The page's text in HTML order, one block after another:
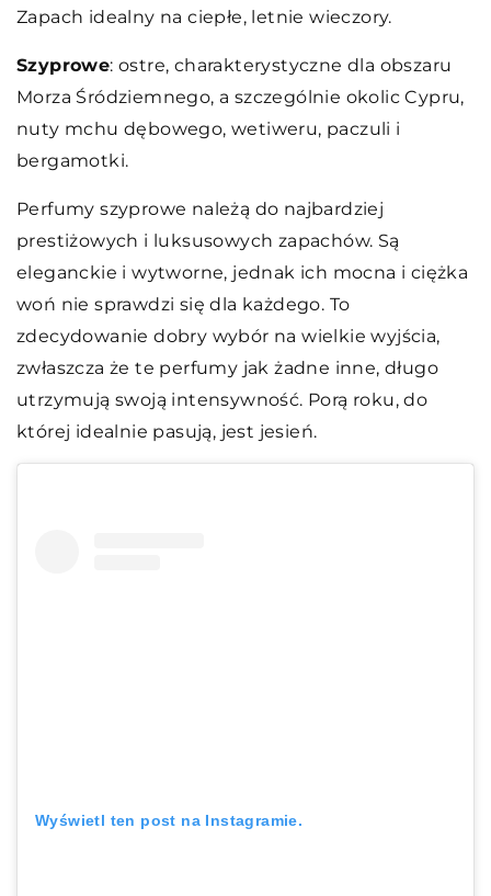
Zapach idealny na ciepłe, letnie wieczory.
Szyprowe: ostre, charakterystyczne dla obszaru
Morza Śródziemnego, a szczególnie okolic Cypru,
nuty mchu dębowego, wetiweru, paczuli i
bergamotki.
Perfumy szyprowe należą do najbardziej
prestiżowych i luksusowych zapachów. Są
eleganckie i wytworne, jednak ich mocna i ciężka
woń nie sprawdzi się dla każdego. To
zdecydowanie dobry wybór na wielkie wyjścia,
zwłaszcza że te perfumy jak żadne inne, długo
utrzymują swoją intensywność. Porą roku, do
której idealnie pasują, jest jesień.
Wyświetl ten post na Instagramie.